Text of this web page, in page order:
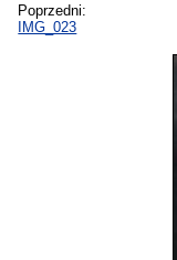
Poprzedni:
IMG_023